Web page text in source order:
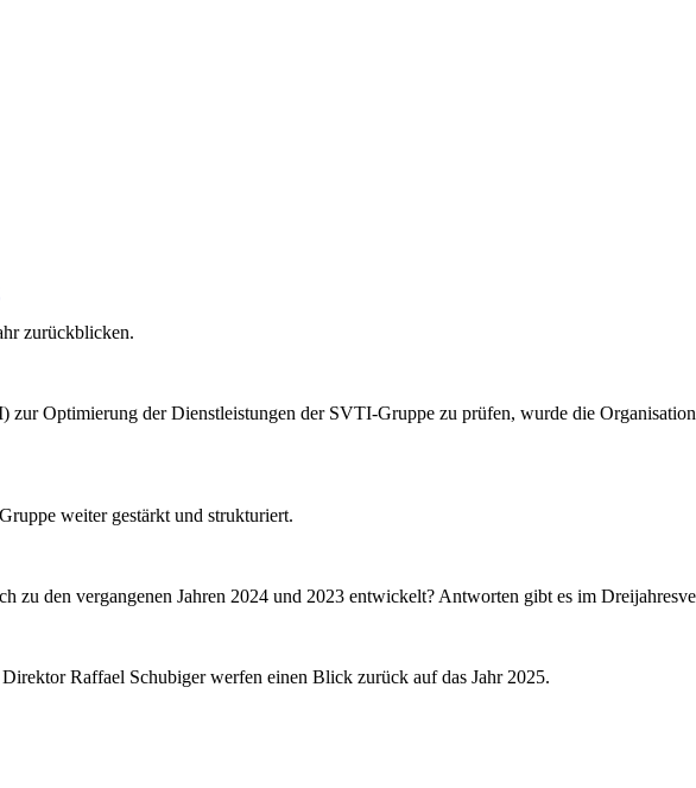
zurückblicken.
Optimierung der Dienstleistungen der SVTI-Gruppe zu prüfen, wurde die
weiter gestärkt und strukturiert.
zu den vergangenen Jahren 2024 und 2023 entwickelt? Antworten gibt es im
Raffael Schubiger werfen einen Blick zurück auf das Jahr 2025.